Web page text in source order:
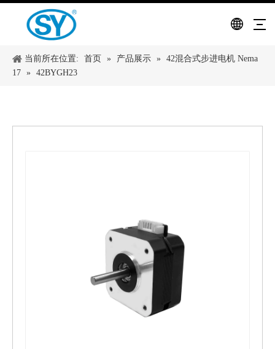
当前所在位置: 首页 » 产品展示 » 42混合式步进电机 Nema
17 » 42BYGH23